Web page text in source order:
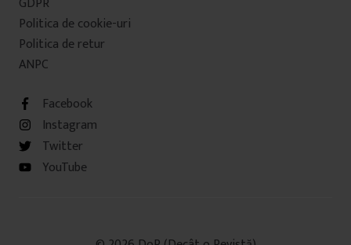
Politica de cookie-uri
Politica de retur
ANPC
Facebook
Instagram
Twitter
YouTube